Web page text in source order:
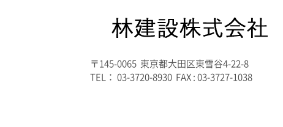
〒145-0065 東京都大田区東雪谷4-22-8
TEL： 03-3720-8930 FAX : 03-3727-1038